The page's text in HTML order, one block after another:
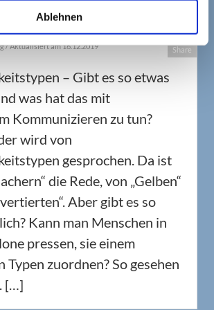
Ablehnen
Share
/ Aktualisiert am 16.12.2019
– Gibt es so etwas
was hat das mit
Kommunizieren zu tun?
wird von
gesprochen. Da ist
die Rede, von „Gelben“
Aber gibt es so
Kann man Menschen in
pressen, sie einem
Typen zuordnen? So gesehen
[…]